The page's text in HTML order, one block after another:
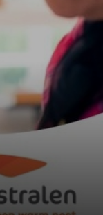
en selectie.